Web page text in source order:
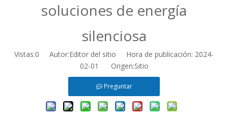
soluciones de energía
silenciosa
Vistas:0 Autor:Editor del sitio Hora de publicación: 2024-
02-01 Origen:Sitio
Preguntar